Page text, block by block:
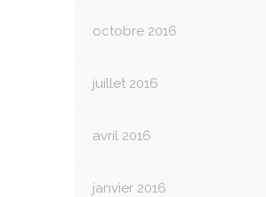
octobre 2016
juillet 2016
avril 2016
janvier 2016